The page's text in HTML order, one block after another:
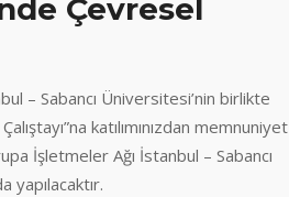
Çevresel
– Sabancı Üniversitesi’nin birlikte
katılımınızdan memnuniyet
İşletmeler Ağı İstanbul – Sabancı
yapılacaktır.